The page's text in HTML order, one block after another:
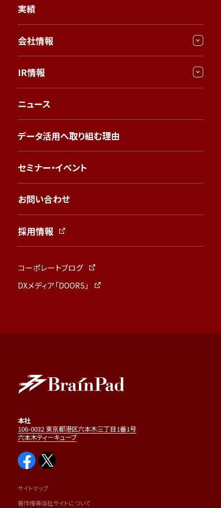
実績
会社情報
IR情報
ニュース
データ活用へ取り組む理由
セミナー・イベント
お問い合わせ
採用情報
コーポレートブログ
DXメディア「DOORS」
本社
106-0032 東京都港区六本木三丁目1番1号
六本木ティーキューブ
サイトマップ
著作権等当社サイトについて